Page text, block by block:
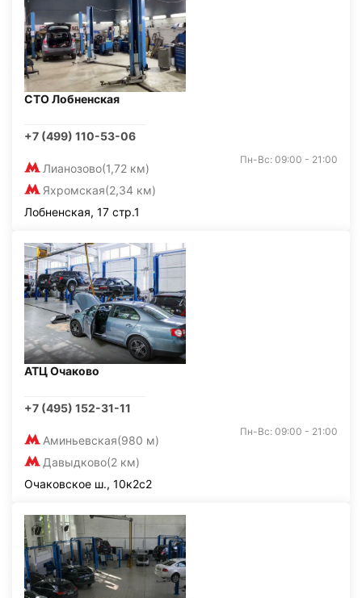
СТО Лобненская
+7 (499) 110-53-06
Лианозово(1,72 км)
Яхромская(2,34 км)
Пн-Вс: 09:00 - 21:00
Лобненская, 17 стр.1
АТЦ Очаково
+7 (495) 152-31-11
Аминьевская(980 м)
Давыдково(2 км)
Пн-Вс: 09:00 - 21:00
Очаковское ш., 10к2с2